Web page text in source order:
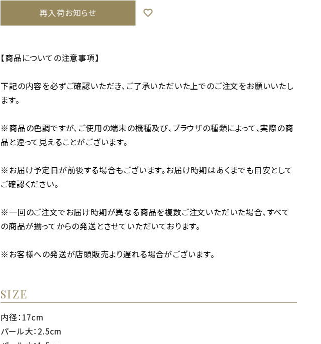
再入荷お知らせ
【商品についての注意事項】
下記の内容を必ずご確認いただき、ご了承いただいた上でのご注文をお願いいたし
ます。
※商品の色調ですが、ご使用の端末の機種及び、ブラウザの種類によって、実際の商
品と違って見えることがございます。
※お届け予定日が前後する場合もございます。お届け時期はあくまでも目安として
ご確認ください。
※一回のご注文でお届け時期が異なる商品を複数ご注文いただいた場合、すべて
の商品が揃ってからの発送とさせていただいております。
※お客様への発送が店頭販売より遅れる場合がございます。
SIZE
内径：17cm
パール大：2.5cm